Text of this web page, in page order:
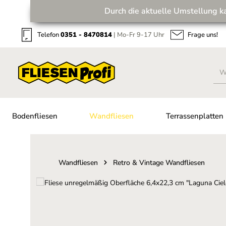
Zur Hauptnavigation springenDurch die aktuelle Umstellung
Telefon0351 - 8470814 | Mo-Fr 9-17 Uhr Frage uns!
Bodenfliesen Wandfliesen Terrassenplatten
Wandfliesen Retro & Vintage Wandfliesen
Bildergalerie überspringen